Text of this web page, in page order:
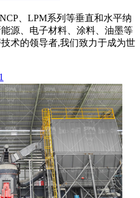
、LPM系列等垂直和水平纳
源、电子材料、涂料、油墨等
术的领导者,我们致力于成为世